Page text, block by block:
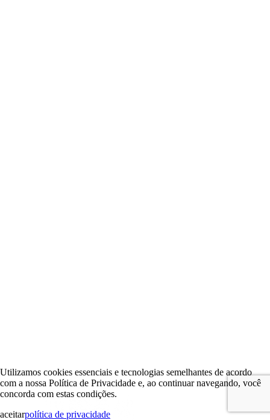
Utilizamos cookies essenciais e tecnologias semelhantes de acordo
com a nossa Política de Privacidade e, ao continuar navegando, você
concorda com estas condições.
aceitarpolítica de privacidade